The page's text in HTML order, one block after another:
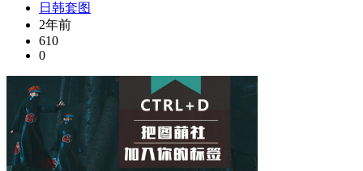
日韩套图
2年前
610
0